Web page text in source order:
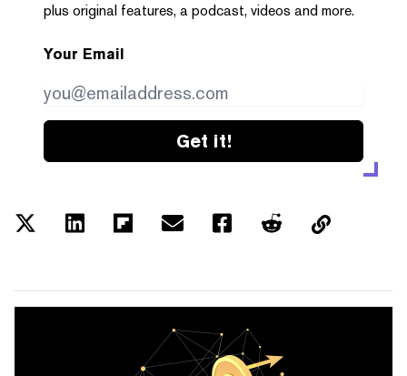
plus original features, a podcast, videos and more.
Your Email
Get it!